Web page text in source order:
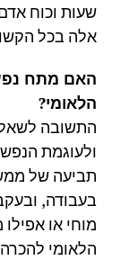
שעות וכוח
אלה בכל
האם מתח
הלאומי?
התשובה
ולעוגמת
תביעה של
בעבודה,
מוחי או
הלאומי